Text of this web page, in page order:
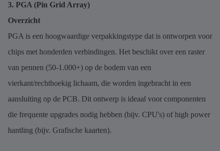
3. PGA (Pin Grid Array)
Overzicht
PGA is een hoogwaardige verpakkingstype dat is ontworpen voor
chips met honderden verbindingen. Het beschikt over een raster
van pennen (50-1.000+) op de bodem van een
vierkant/rechthoekig lichaam, die worden ingebracht in een
aansluiting op de PCB. Dit ontwerp is ideaal voor componenten
die frequente upgrades nodig hebben (bijv. CPU's) of high power
hantling (bijv. Grafische kaarten).